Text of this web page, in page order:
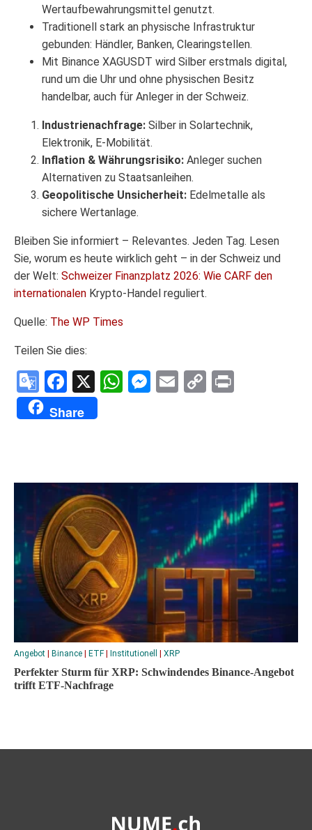
Wertaufbewahrungsmittel genutzt.
Traditionell stark an physische Infrastruktur
gebunden: Händler, Banken, Clearingstellen.
Mit Binance XAGUSDT wird Silber erstmals digital,
rund um die Uhr und ohne physischen Besitz
handelbar, auch für Anleger in der Schweiz.
Industrienachfrage: Silber in Solartechnik,
Elektronik, E-Mobilität.
Inflation & Währungsrisiko: Anleger suchen
Alternativen zu Staatsanleihen.
Geopolitische Unsicherheit: Edelmetalle als
sichere Wertanlage.
Bleiben Sie informiert – Relevantes. Jeden Tag. Lesen
Sie, worum es heute wirklich geht – in der Schweiz und
der Welt: Schweizer Finanzplatz 2026: Wie CARF den
internationalen Krypto-Handel reguliert.
Quelle: The WP Times
Teilen Sie dies:
Google
Translate
Facebook
X WhatsApp
Messenger
Email
Copy
Share
Angebot Binance ETF| Institutionell XRP
Perfekter Sturm für XRP: Schwindendes Binance-Angebot
trifft ETF-Nachfrage